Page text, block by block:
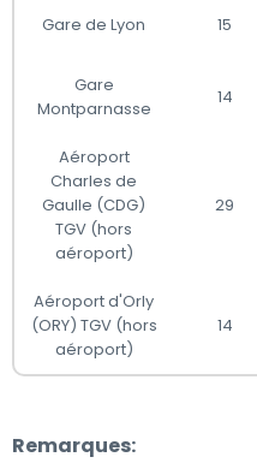
Gare de Lyon 15
Gare
Montparnasse
14
Aéroport
Charles de
Gaulle (CDG)
TGV (hors
aéroport)
29
Aéroport d'Orly
(ORY) TGV (hors
aéroport)
14
Remarques: